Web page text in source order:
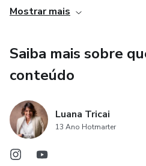
- Fortalecer sua identidade
Mostrar mais
Saiba mais sobre
conteúdo
Luana Tricai
13 Ano Hotmarter